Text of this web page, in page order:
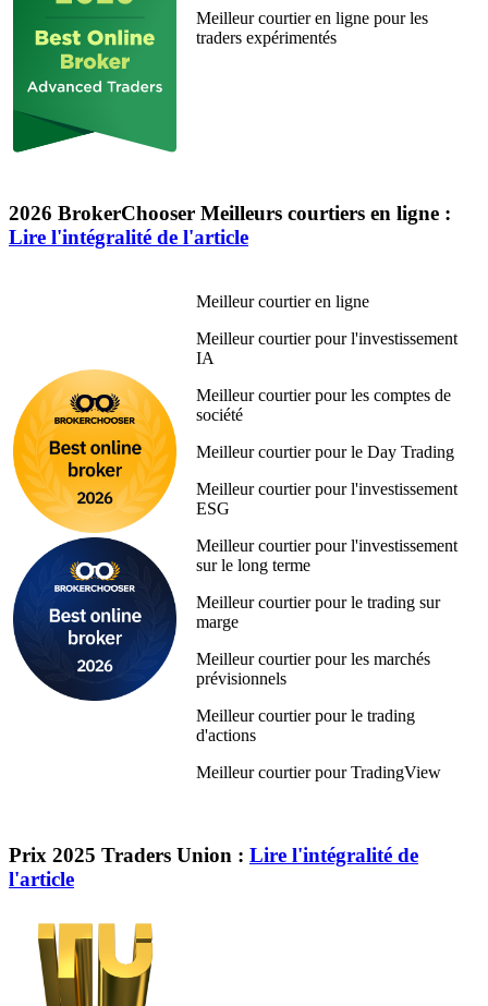
Meilleur courtier en ligne pour les
traders expérimentés
2026 BrokerChooser Meilleurs courtiers en ligne :
Lire l'intégralité de l'article
Meilleur courtier en ligne
Meilleur courtier pour l'investissement
IA
Meilleur courtier pour les comptes de
société
Meilleur courtier pour le Day Trading
Meilleur courtier pour l'investissement
ESG
Meilleur courtier pour l'investissement
sur le long terme
Meilleur courtier pour le trading sur
marge
Meilleur courtier pour les marchés
prévisionnels
Meilleur courtier pour le trading
d'actions
Meilleur courtier pour TradingView
Prix 2025 Traders Union : Lire l'intégralité de
l'article